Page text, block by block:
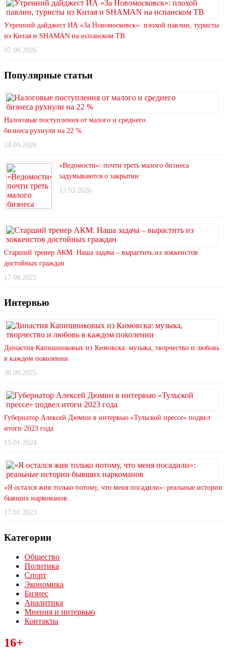
Утренний дайджест ИА «За Новомосковск»: плохой павлин, туристы
из Китая и SHAMAN на испанском ТВ
07.08.2026
Популярные статьи
Налоговые поступления от малого и среднего
бизнеса рухнули на 22 %
24.04.2026
«Ведомости»: почти треть малого бизнеса
задумываются о закрытии
13.03.2026
Старший тренер АКМ: Наша задача – вырастить из хоккеистов
достойных граждан
17.08.2025
Интервью
Династия Капишниковых из Кимовска: музыка, творчество и любовь
в каждом поколении
30.09.2025
Губернатор Алексей Дюмин в интервью «Тульской прессе» подвел
итоги 2023 года
15.01.2024
«Я остался жив только потому, что меня посадили»: реальные истории
бывших наркоманов
17.01.2023
Категории
Общество
Политика
Спорт
Экономика
Бизнес
Аналитика
Мнения и интервью
Контакты
Читайте последние новости дня в Тульской области на сайте
“ЗаНовомосковск”
16+